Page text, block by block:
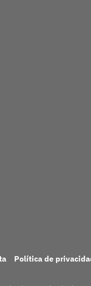
Política de